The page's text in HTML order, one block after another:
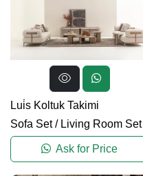
Lui̇s Koltuk Takimi
Sofa Set/ Living Room Set
Ask for Price